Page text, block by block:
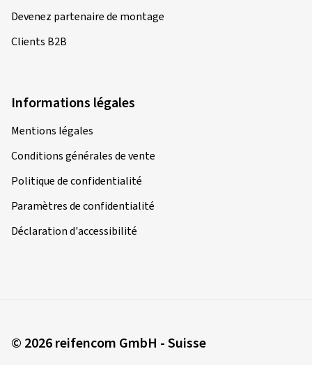
Devenez partenaire de montage
Clients B2B
Informations légales
Mentions légales
Conditions générales de vente
Politique de confidentialité
Paramètres de confidentialité
Déclaration d'accessibilité
© 2026 reifencom GmbH - Suisse